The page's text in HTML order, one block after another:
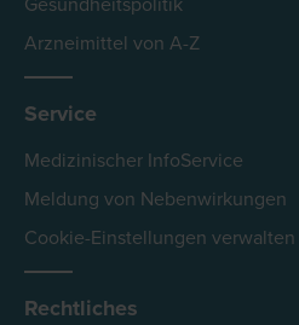
Arzneimittel von A-Z
Service
Medizinischer InfoService
Meldung von Nebenwirkungen
Cookie-Einstellungen verwalten
Rechtliches